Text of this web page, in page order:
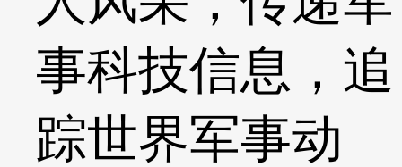
事科技信息，追
踪世界军事动